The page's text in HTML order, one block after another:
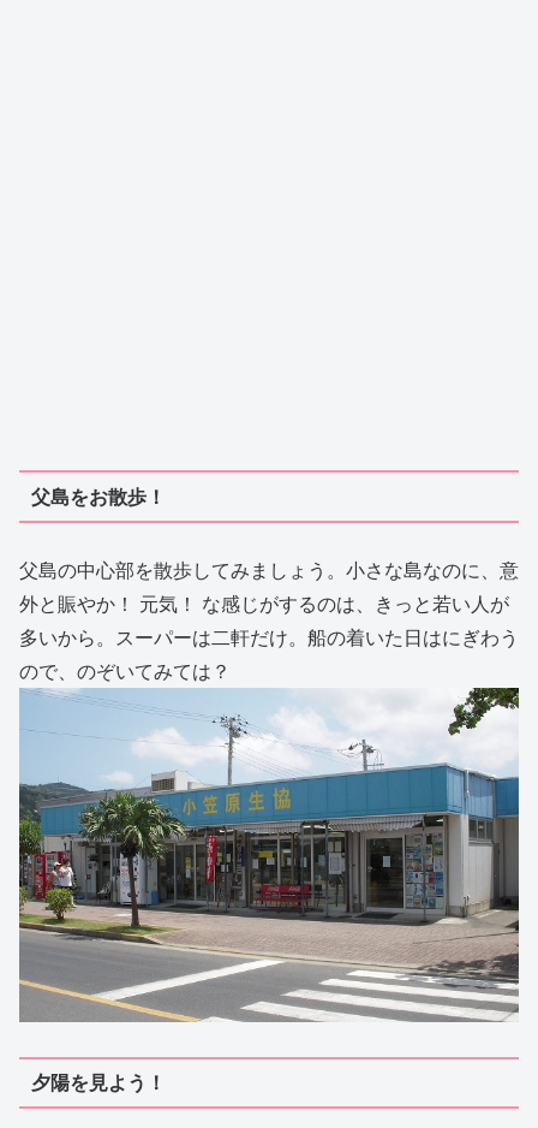
父島をお散歩！
父島の中心部を散歩してみましょう。小さな島なのに、意
外と賑やか！ 元気！ な感じがするのは、きっと若い人が
多いから。スーパーは二軒だけ。船の着いた日はにぎわう
ので、のぞいてみては？
夕陽を見よう！